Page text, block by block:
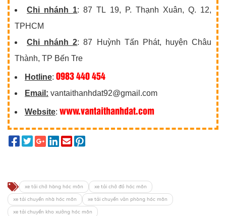
Chi nhánh 1: 87 TL 19, P. Thạnh Xuân, Q. 12,
TPHCM
Chi nhánh 2: 87 Huỳnh Tấn Phát, huyện Châu
Thành, TP Bến Tre
Hotline: 0983 440 454
Email: vantaithanhdat92@gmail.com
Website: www.vantaithanhdat.com
xe tải chở hàng hóc môn
xe tải chở đồ hóc môn
xe tải chuyển nhà hóc môn
xe tải chuyển văn phòng hóc môn
xe tải chuyển kho xưởng hóc môn